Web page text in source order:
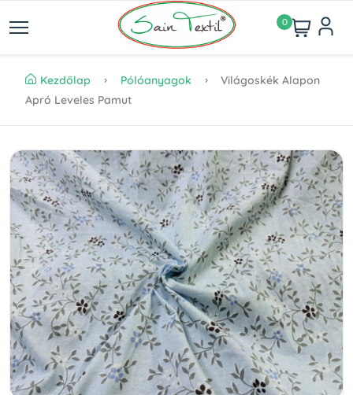
0
Kezdőlap Pólóanyagok
Világoskék Alapon
Apró Leveles Pamut